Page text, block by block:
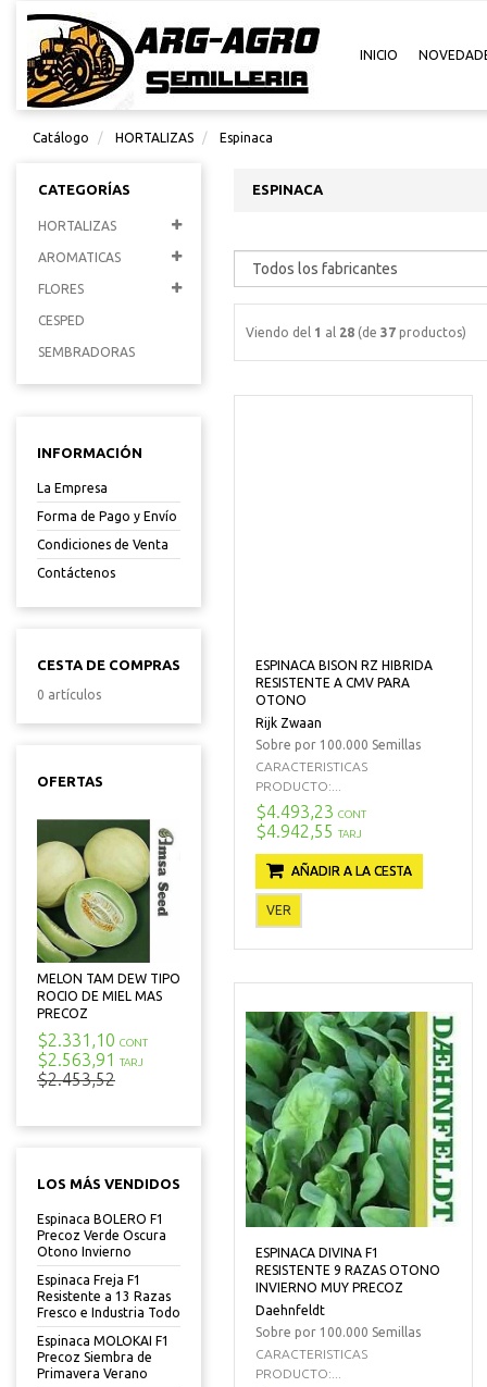
INICIO
Catálogo HORTALIZAS Espinaca
CATEGORÍAS
HORTALIZAS
AROMATICAS
FLORES
CESPED
SEMBRADORAS
INFORMACIÓN
La Empresa
Forma de Pago y Envío
Condiciones de Venta
Contáctenos
CESTA DE COMPRAS
0 artículos
OFERTAS
MELON TAM DEW TIPO
ROCIO DE MIEL MAS
PRECOZ
$2.331,10 CONT
$2.563,91 TARJ
$2.453,52
LOS MÁS VENDIDOS
Espinaca BOLERO F1
Precoz Verde Oscura
Otono Invierno
Espinaca Freja F1
Resistente a 13 Razas
Fresco e Industria Todo
Espinaca MOLOKAI F1
Precoz Siembra de
Primavera Verano
ESPINACA
Viendo del 1 al 28 (de 37 productos)
ESPINACA BISON RZ HIBRIDA
RESISTENTE A CMV PARA
OTONO
Rijk Zwaan
Sobre por 100.000 Semillas
CARACTERISTICAS
PRODUCTO:...
$4.493,23 CONT
$4.942,55 TARJ
AÑADIR A LA CESTA
VER
ESPINACA DIVINA F1
RESISTENTE 9 RAZAS OTONO
INVIERNO MUY PRECOZ
Daehnfeldt
Sobre por 100.000 Semillas
CARACTERISTICAS
PRODUCTO:...